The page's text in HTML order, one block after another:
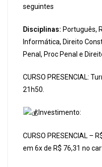
seguintes
Disciplinas: Português,
Informática, Direito
Penal, Proc Penal e
CURSO PRESENCIAL:
21h50.
Investimento:
CURSO PRESENCIAL –
em 6x de R$ 76,31 no